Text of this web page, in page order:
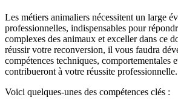
Les métiers animaliers nécessitent un large
professionnelles, indispensables pour
complexes des animaux et exceller dans ce
réussir votre reconversion, il vous faudra
compétences techniques, comportementales
contribueront à votre réussite professionnelle.
Voici quelques-unes des compétences clés :